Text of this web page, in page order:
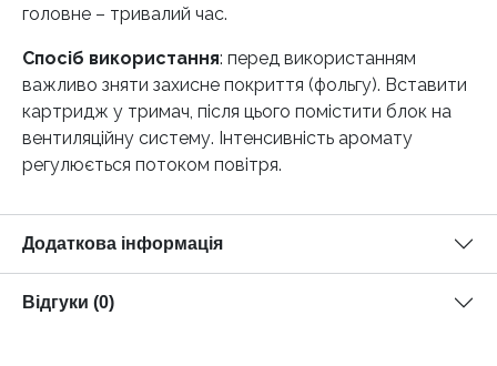
головне – тривалий час.
Спосіб використання: перед використанням
важливо зняти захисне покриття (фольгу). Вставити
картридж у тримач, після цього помістити блок на
вентиляційну систему. Інтенсивність аромату
регулюється потоком повітря.
Додаткова інформація
Відгуки (0)